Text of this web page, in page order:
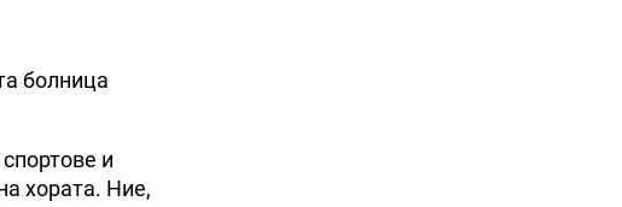
болница
и
хората. Ние,